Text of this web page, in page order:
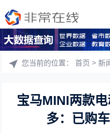
您当前的位置：首页 >新
宝马MINI两款
多：已购